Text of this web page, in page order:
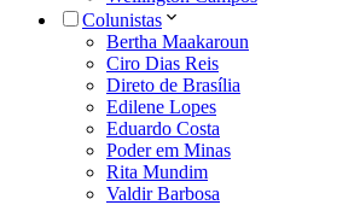
Colunistas
Bertha Maakaroun
Ciro Dias Reis
Direto de Brasília
Edilene Lopes
Eduardo Costa
Poder em Minas
Rita Mundim
Valdir Barbosa